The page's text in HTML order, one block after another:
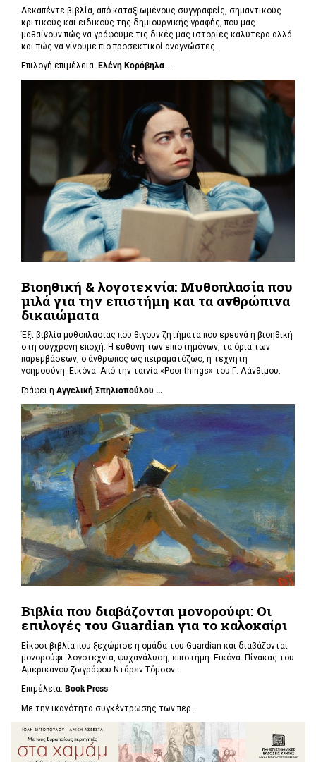
Δεκαπέντε βιβλία, από καταξιωμένους συγγραφείς, σημαντικούς
κριτικούς και ειδικούς της δημιουργικής γραφής, που μας
μαθαίνουν πώς να γράφουμε τις δικές μας ιστορίες καλύτερα αλλά
και πώς να γίνουμε πιο προσεκτικοί αναγνώστες.
Επιλογή-επιμέλεια: Ελένη Κορόβηλα ...
Βιοηθική & λογοτεχνία: Μυθοπλασία που
μιλά για την επιστήμη και τα ανθρώπινα
δικαιώματα
Έξι βιβλία μυθοπλασίας που θίγουν ζητήματα που ερευνά η βιοηθική
στη σύγχρονη εποχή. Η ευθύνη των επιστημόνων, τα όρια των
παρεμβάσεων, ο άνθρωπος ως πειραματόζωο, η τεχνητή
νοημοσύνη. Εικόνα: Από την ταινία «Poor things» του Γ. Λάνθιμου.
Γράφει η Αγγελική Σπηλιοπούλου ...
Βιβλία που διαβάζονται μονορούφι: Οι
επιλογές του Guardian για το καλοκαίρι
Είκοσι βιβλία που ξεχώρισε η ομάδα του Guardian και διαβάζονται
μονορούφι: λογοτεχνία, ψυχανάλυση, επιστήμη. Εικόνα: Πίνακας του
Αμερικανού ζωγράφου Ντάρεν Τόμσον.
Επιμέλεια: Book Press
Με την ικανότητα συγκέντρωσης των περ...